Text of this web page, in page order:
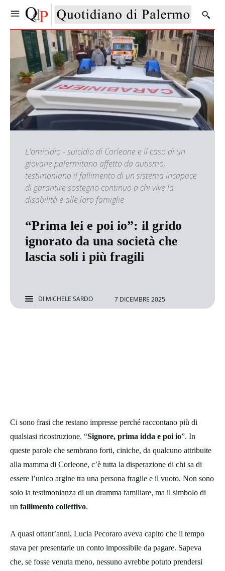
L'omicidio - suicidio di Corleone e il caso di un
giovane palermitano affetto da autismo,
testimoniano il fallimento di un sistema incapace
di garantire sostegno continuo a chi vive la
disabilità e alle loro famiglie
“Prima lei e poi io”: il grido
ignorato da una società che
lascia soli i più fragili
DI MICHELE SARDO 7 DICEMBRE 2025
Ci sono frasi che restano impresse perché raccontano più di
qualsiasi ricostruzione. “Signore, prima idda e poi io”. In
queste parole che sembrano forti, ciniche, da qualcuno attribuite
alla mamma di Corleone, c’è tutta la disperazione di chi sa di
essere l’unico argine tra una persona fragile e il vuoto. Non sono
solo la testimonianza di un dramma familiare, ma il simbolo di
un fallimento collettivo.
A quasi ottant’anni, Lucia Pecoraro aveva capito che il tempo
stava per presentarle un conto impossibile da pagare. Sapeva
che, se fosse venuta meno, nessuno avrebbe potuto prendersi